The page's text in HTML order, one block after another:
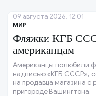
МИР
Фляжки КГБ
американцам
Американцы полюбили
надписью «КГБ СССР»,
на продавца магазина с
пригороде Вашингтона.
09 августа 2026, 12:01